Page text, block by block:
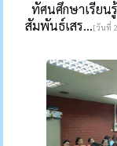
ทัศนศึกษาเรียน
สัมพันธ์เสร...[วันที่